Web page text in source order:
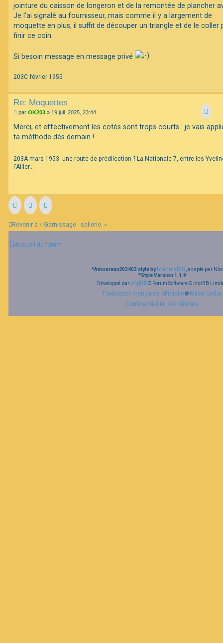
jointure du caisson de longeron et de la remontée de plancher
Je l'ai signalé au fournisseur, mais comme il y a largement de
moquette en plus, il suffit de découper un triangle et de le coller
finir ce coin.
Si besoin message en message privé
203C février 1955
Re: Moquettes
M
s
a
par OK203 » 19 juil. 2025, 23:44
Merci, et effectivement les cotés sont trops courts : je vais
ta méthode dès demain !
203A mars 1953. une route de prédilection ? La Nationale 7, entre les
l'Allier...
Revenir à « Garnissage - sellerie. »
Accueil du forum
*Amoureux203403 style byMannixMD , adapté par
*Style Version 1.1.9
Développé par phpBB® Forum Software © phpBB
Traduction française officielle© Miles Cellar
Confidentialité Conditions